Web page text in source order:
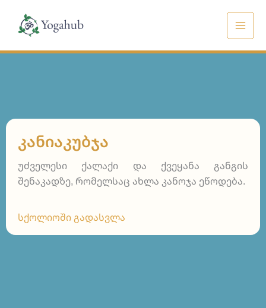
content
ᲙᲐᲜᲘᲐᲙᲣᲑᲯᲐ
უძველესი ქალაქი და ქვეყანა განგის
შენაკადზე, რომელსაც ახლა კანოჯა ეწოდება.
სქოლიოში გადასვლა